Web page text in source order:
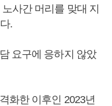
사간 머리를 맞대 지
.
요구에 응하지 않았
화한 이후인 2023년